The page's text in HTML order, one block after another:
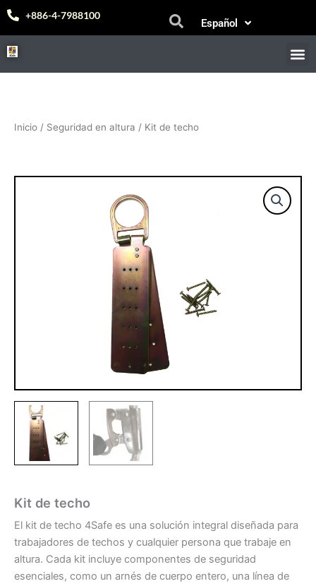
+886-4-7988100
Español
中文 (台灣)
Inicio / Seguridad en altura / Kit de techo
Kit de techo
El kit de techo 4Safe es una solución integral diseñada para
trabajadores de techos y cualquier persona que trabaje en
altura. Cada kit incluye componentes de seguridad
esenciales, como un arnés de cuerpo entero, una línea de